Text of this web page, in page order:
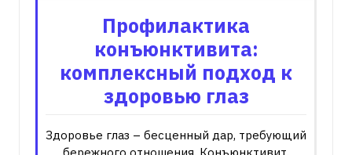
Профилактика
конъюнктивита:
комплексный подход к
здоровью глаз
Здоровье глаз – бесценный дар, требующий
бережного отношения. Конъюнктивит,